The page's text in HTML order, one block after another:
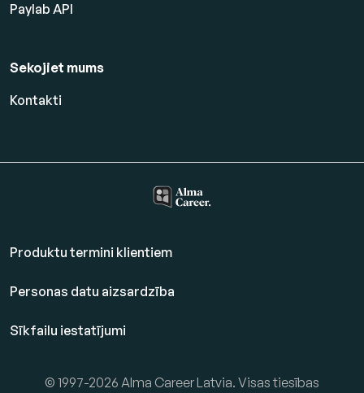
Paylab API
Sekojiet mums
Kontakti
Produktu termini klientiem
Personas datu aizsardzība
Sīkfailu iestatījumi
© 1997-2026 Alma Career Latvia. Visas tiesības